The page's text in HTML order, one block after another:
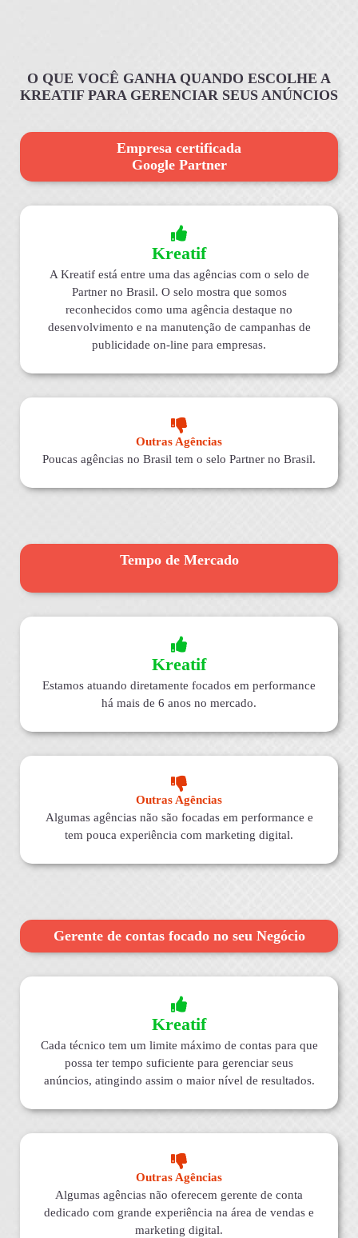
O QUE VOCÊ GANHA QUANDO ESCOLHE A
KREATIF PARA GERENCIAR SEUS ANÚNCIOS
Empresa certificada
Google Partner
Kreatif
A Kreatif está entre uma das agências com o selo de
Partner no Brasil. O selo mostra que somos
reconhecidos como uma agência destaque no
desenvolvimento e na manutenção de campanhas de
publicidade on-line para empresas.
Outras Agências
Poucas agências no Brasil tem o selo Partner no Brasil.
Tempo de Mercado
Kreatif
Estamos atuando diretamente focados em performance
há mais de 6 anos no mercado.
Outras Agências
Algumas agências não são focadas em performance e
tem pouca experiência com marketing digital.
Gerente de contas focado no seu Negócio
Kreatif
Cada técnico tem um limite máximo de contas para que
possa ter tempo suficiente para gerenciar seus
anúncios, atingindo assim o maior nível de resultados.
Outras Agências
Algumas agências não oferecem gerente de conta
dedicado com grande experiência na área de vendas e
marketing digital.